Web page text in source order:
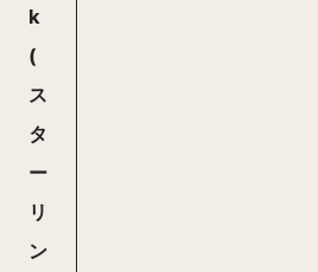
k
(
ス
タ
ー
リ
ン